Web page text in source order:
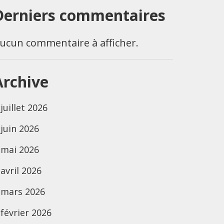
commentaires
commentaire à afficher.
juillet 2026
juin 2026
mai 2026
avril 2026
mars 2026
février 2026